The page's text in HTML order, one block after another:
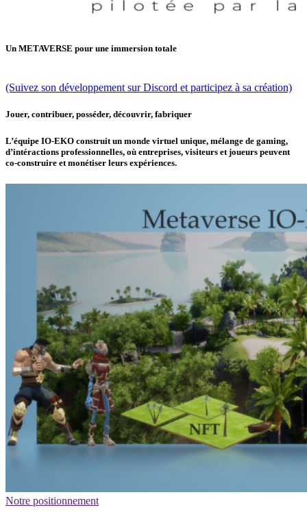
Un METAVERSE pour une immersion totale
(Suivez son développement sur Discord et participez à sa création)
Jouer, contribuer, posséder, découvrir, fabriquer
L’équipe IO-EKO construit un monde virtuel unique, mélange de gaming,
d’intéractions professionnelles, où entreprises, visiteurs et joueurs peuvent
co-construire et monétiser leurs expériences.
Notre positionnement